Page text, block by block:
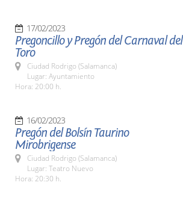
17/02/2023
Pregoncillo y Pregón del Carnaval del
Toro
Ciudad Rodrigo (Salamanca)
Lugar: Ayuntamiento
Hora: 20:00 h.
16/02/2023
Pregón del Bolsín Taurino
Mirobrigense
Ciudad Rodrigo (Salamanca)
Lugar: Teatro Nuevo
Hora: 20:30 h.